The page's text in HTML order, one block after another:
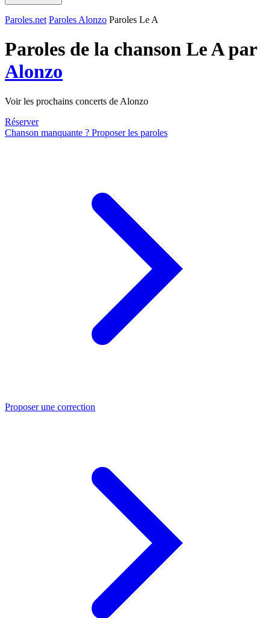
Paroles.net Paroles Alonzo Paroles Le A
Paroles de la chanson Le A par
Alonzo
Voir les prochains concerts de Alonzo
Réserver
Chanson manquante ? Proposer les paroles
Proposer une correction